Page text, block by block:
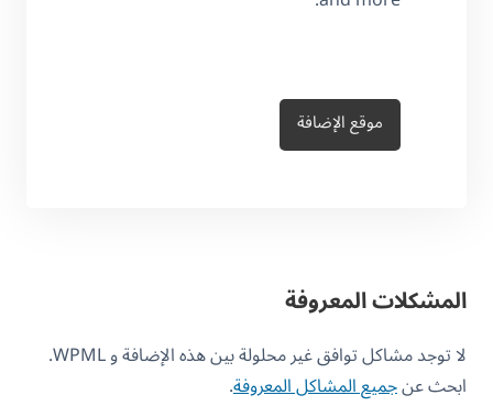
موقع الإضافة
المشكلات المعروفة
لا توجد مشاكل توافق غير محلولة بين هذه الإضافة و WPML.
ابحث عنجميع المشاكل المعروفة.